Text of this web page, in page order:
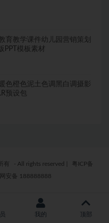
育教学课件幼儿园营销策划
PPT模板素材
色橙色泥土色调黑白调摄影
预设包
有 - All rights reserved
粤ICP备
安备 188888888
我的 顶部